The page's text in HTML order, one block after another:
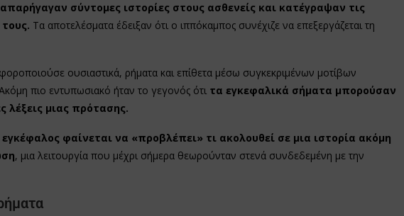
σύντομες ιστορίες στους ασθενείς και κατέγραψαν τις
τους. Τα αποτελέσματα έδειξαν ότι ο ιππόκαμπος συνέχιζε να επεξεργάζεται τη
ουσιαστικά, ρήματα και επίθετα μέσω συγκεκριμένων μοτίβων
πιο εντυπωσιακό ήταν το γεγονός ότι τα εγκεφαλικά σήματα μπορούσαν
λέξεις μιας πρότασης.
εγκέφαλος φαίνεται να «προβλέπει» τι ακολουθεί σε μια ιστορία ακόμη
, μια λειτουργία που μέχρι σήμερα θεωρούνταν στενά συνδεδεμένη με την